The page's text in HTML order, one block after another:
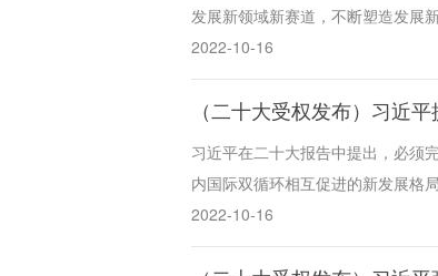
发展新领域新赛道，不断塑造发展
2022-10-16
（二十大受权发布）习近
习近平在二十大报告中提出，必须
内国际双循环相互促进的新发展格局
2022-10-16